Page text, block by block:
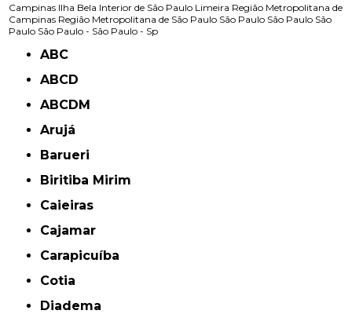
Campinas Ilha Bela Interior de São Paulo Limeira Região Metropolitana de
Campinas Região Metropolitana de São Paulo São Paulo São Paulo São
Paulo São Paulo - São Paulo - Sp
ABC
ABCD
ABCDM
Arujá
Barueri
Biritiba Mirim
Caieiras
Cajamar
Carapicuíba
Cotia
Diadema